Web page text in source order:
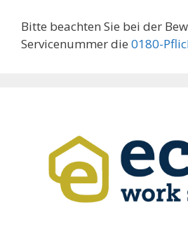
Bitte beachten Sie bei der
Servicenummer die 0180-